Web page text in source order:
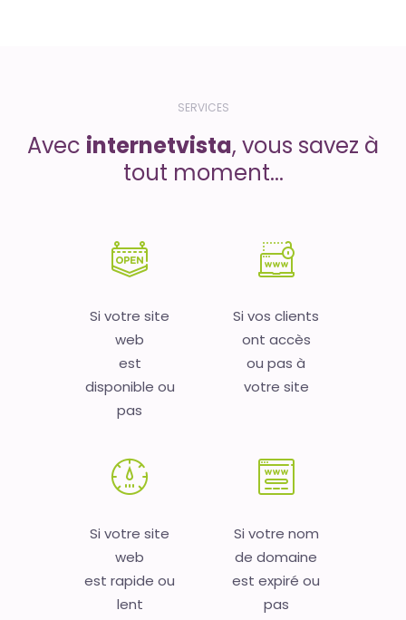
SERVICES
Avec internetvista, vous savez à
tout moment...
Si votre site
web
est
disponible ou
pas
Si vos clients
ont accès
ou pas à
votre site
Si votre site
web
est rapide ou
lent
Si votre nom
de domaine
est expiré ou
pas